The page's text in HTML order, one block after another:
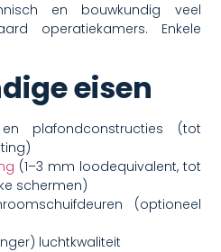
en bouwkundig veel
operatiekamers. Enkele
eisen
plafondconstructies (tot
(1–3 mm loodequivalent, tot
schermen)
(optioneel
luchtkwaliteit